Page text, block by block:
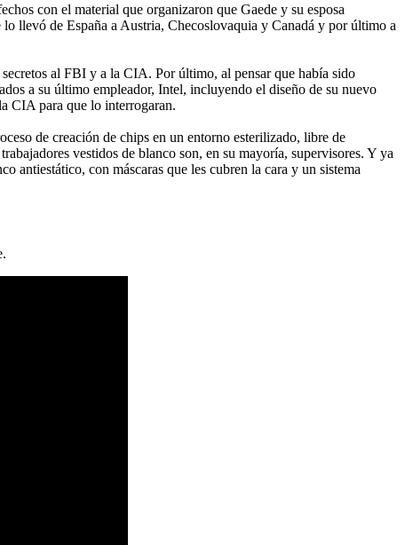
con el material que organizaron que Gaede y su esposa
llevó de España a Austria, Checoslovaquia y Canadá y por último a
al FBI y a la CIA. Por último, al pensar que había sido
a su último empleador, Intel, incluyendo el diseño de su nuevo
CIA para que lo interrogaran.
de creación de chips en un entorno esterilizado, libre de
vestidos de blanco son, en su mayoría, supervisores. Y ya
antiestático, con máscaras que les cubren la cara y un sistema